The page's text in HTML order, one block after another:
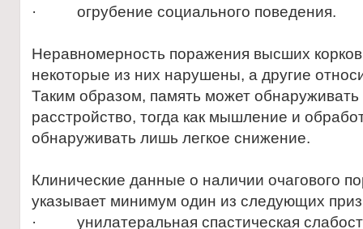
· огрубение социального поведения.
Неравномерность поражения высших
некоторые из них нарушены, а другие
Таким образом, память может
расстройство, тогда как мышление и
обнаруживать лишь легкое снижение.
Клинические данные о наличии очагового
указывает минимум один из следующих
· унилатеральная спастическая